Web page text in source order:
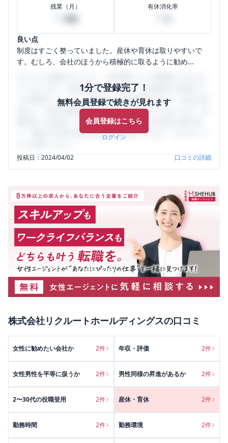
残業（月） 有休消化率
良い点
制度はすごく整っていました。産休や育休は取りやすいで
す。むしろ、会社のほうから積極的に取るように勧め...
1分で登録完了！
無料会員登録で続きが見れます
会員登録はこちら
ログイン
うになります。SHEHUB(シーハブ)は、女性限定の企業口コ
ミの投稿サイトです。給与面・女性の働きやすさ・会社の評
判など、女性の転職は気にすべき点がたくさんあります。先
輩社員（元社員）の口コミを通して、本当の会社の姿を知
り、将来の不安や現在の悩みを解消するために、ぜひサイト
投稿日：2024/04/02 口コミの詳細
株式会社リクルートホールディングスの口コミ
女性に勧めたい会社か 2件 年収・評価 2件
女性男性を平等に扱うか 2件 男性同様の昇進があるか 2件
2〜30代の役職登用 2件 産休・育休 2件
勤務時間 2件 勤務環境 2件